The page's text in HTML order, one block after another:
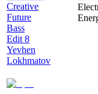
Creative
Future
Bass
Edit 8
Yevhen
Lokhmatov